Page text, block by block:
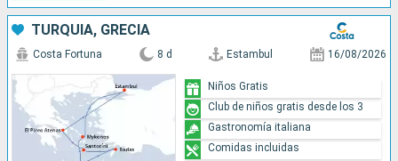
TURQUÍA, GRECIA
Costa Fortuna 8 d Estambul 16/08/2026
Niños Gratis
Club de niños gratis desde los 3
Gastronomía italiana
Comidas incluidas